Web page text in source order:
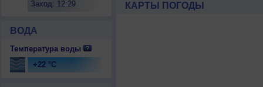
Заход: 12:29
ВОДА
Температура воды
+22 °C
КАРТЫ ПОГОДЫ